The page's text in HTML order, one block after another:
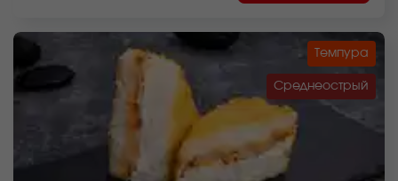
Темпура
Среднеострый